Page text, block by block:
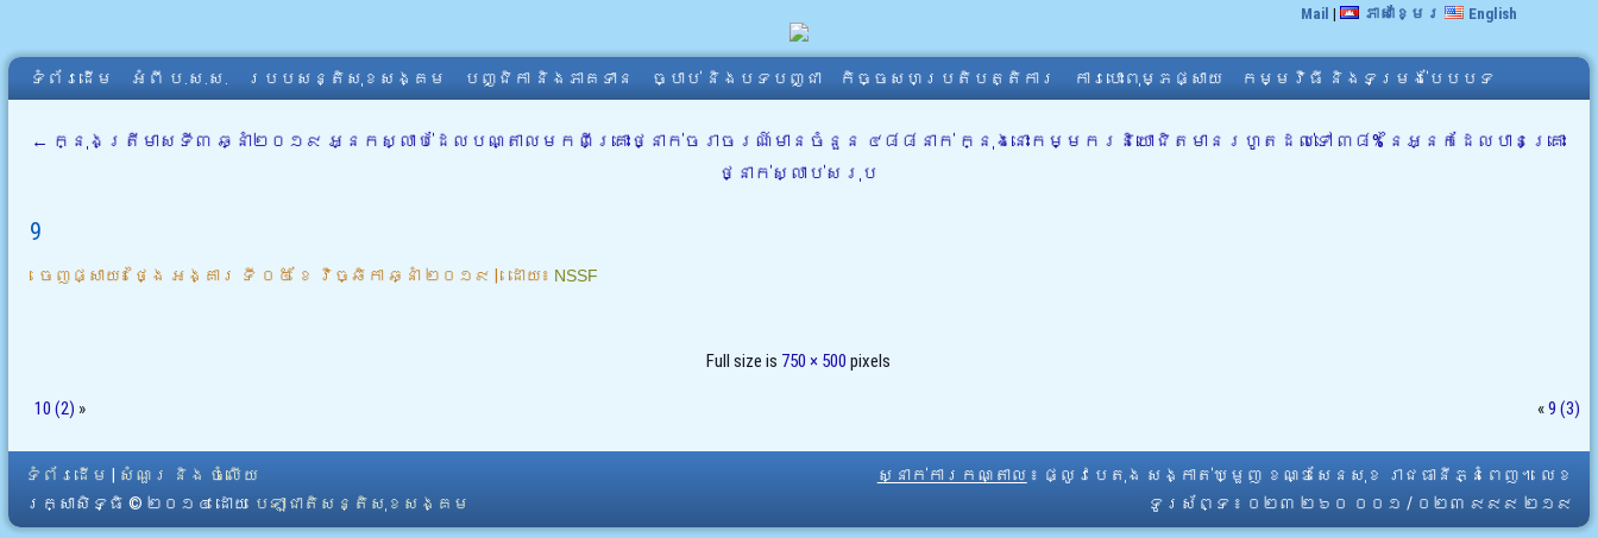
Mail | ភាសាខ្មែរ English
ទំព័រដើម អំពី​ ប.ស.ស. របបសន្តិសុខសង្គម បញ្ជិកា និងភាគទាន ច្បាប់ និងបទបញ្ជា កិច្ចសហប្រតិបត្តិការ ការបោះពុម្ភផ្សាយ កម្មវិធី និងទម្រង់បែបបទ
← ក្នុងត្រីមាសទី៣ ឆ្នាំ២០១៩ អ្នកស្លាប់ដែលបណ្តាលមកពីគ្រោះថ្នាក់ចរាចរណ៍មានចំនួន ៤៨៨នាក់ ក្នុងនោះកម្មករនិយោជិតមានរហូតដល់ទៅ ៣៨% នៃអ្នកដែលបានគ្រោះ
ថ្នាក់ស្លាប់សរុប
9
ចេញផ្សាយ៖ ថ្ងៃ អង្គារ ទី ០៥ ខែ វិច្ឆិកា ឆ្នាំ ២០១៩ | ដោយ៖ NSSF
Full size is 750 × 500 pixels
10 (2) » «9 (3)
ទំព័រដើម
សំណួរ និង ចំលើយ
រក្សាសិទ្ធិ © ២០១៤ ដោយ​ បេឡាជាតិសន្តិសុខសង្គម
ស្នាក់ការកណ្តាល ៖ ផ្លូវបេតុង សង្កាត់ឃ្មួញ ខណ្ឌសែនសុខ រាជធានីភ្នំពេញ។ លេខ
ទូរស័ព្ទ ៖ ០២៣ ២៦០ ០០១ / ០២៣ ៩៩៩ ២១៩